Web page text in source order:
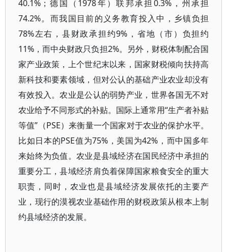
40.1%；德国（1978年）联邦承担0.3%，州承担
74.2%。而我国目前的义务教育投入中，乡镇负担
78%左右，县财政承担约9%，省地（市）负担约
11%，而中央财政只负担2%。另外，财税体制配合国
家产业政策，上个世纪末以来，国家财税倾向扶持高
新科技和要素领域，但对公认的基础产业农业却没有
有效投入。农业是公认的弱势产业，世界各国无不对
农业给予不同形式的补贴。国际上通常用“生产者补贴
等值”（PSE）来衡量一个国家对于农业的保护水平。
比如日本的PSE值为75%，美国为42%，而中国多年
来始终为负值。农业是县域经济在国民经济中承担的
重要分工，县域经济肩负着保障国家粮食安全的重大
职责，同时，农业也是县域经济发展依托的主要产
业，现行的漠视农业基础作用的财税政策从根本上制
约县域经济的发展。